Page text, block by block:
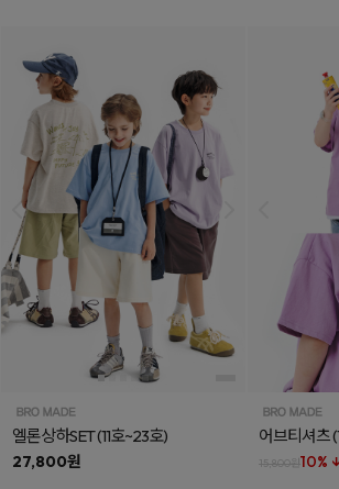
엘론상하SET(11호~23호)
27,800원
어브티셔츠
15,800원10% ↓